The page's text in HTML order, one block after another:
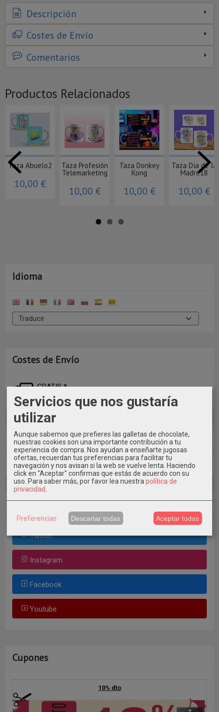
Idioma
Costes de Envío
GRATIS *
Consultar Destinos
Tu Carrito (0)
El carrito de la compra está vacío
Redes Sociales
Twitter
Instagram
Facebook
Youtube
Cupones
10% dto
Descripción
Costes de Envío
Comentarios
Productos Relacionados
Taza Abuelo2
10,00 €
Taza Profesión
Telemarketing
10,00 €
Taza Donkey
Kong
10,00 €
Taza Día de la
Madre18
10,00 €
Servicios que nos gustaría
utilizar
Aunque sabemos que prefieres las galletas de chocolate,
nuestras cookies son una importante contribución a tu
experiencia de compra. Nos ayudan a enseñarte jugosas
ofertas, recuerdan tus preferencias para facilitar tu
navegación y nos avisan si la web se vuelve lenta. Haciendo
click en "Aceptar" confirmas que estás de acuerdo con su
uso. Para saber más, por favor lea nuestra política de
privacidad
Preferencias Descartar todas Aceptar todas